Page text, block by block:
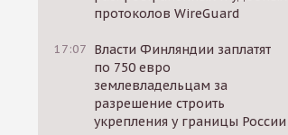
протоколов WireGuard
17:07 Власти Финляндии заплатят
по 750 евро
землевладельцам за
разрешение строить
укрепления у границы России